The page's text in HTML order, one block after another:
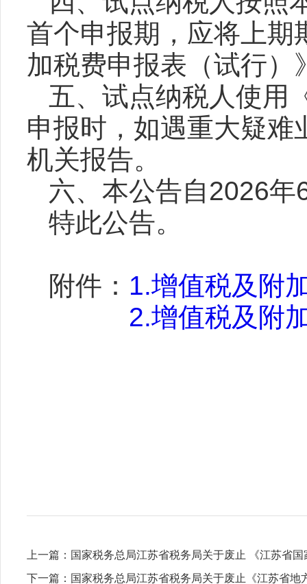
首个申报期，应将上期
加税费申报表（试行）
五、试点纳税人使用
申报时，如遇重大疑难
机关报告。
六、本公告自2026年
特此公告。
附件： 1.增值税及附
2.增值税及附
上一篇： 国家税务总局江苏省税务局关于废止 《江苏省
下一篇： 国家税务总局江苏省税务局关于废止《江苏省